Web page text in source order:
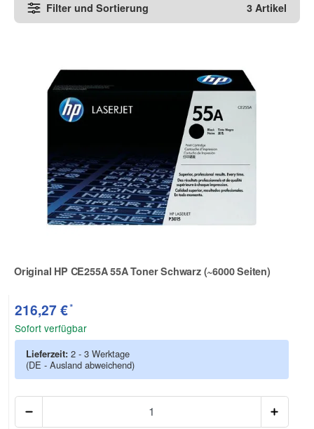
Filter und Sortierung 3 Artikel
Original HP CE255A 55A Toner Schwarz (~6000 Seiten)
Zur Artikelbewertung
216,27 €*
Sofort verfügbar
Lieferzeit: 2 - 3 Werktage
(DE - Ausland abweichend)